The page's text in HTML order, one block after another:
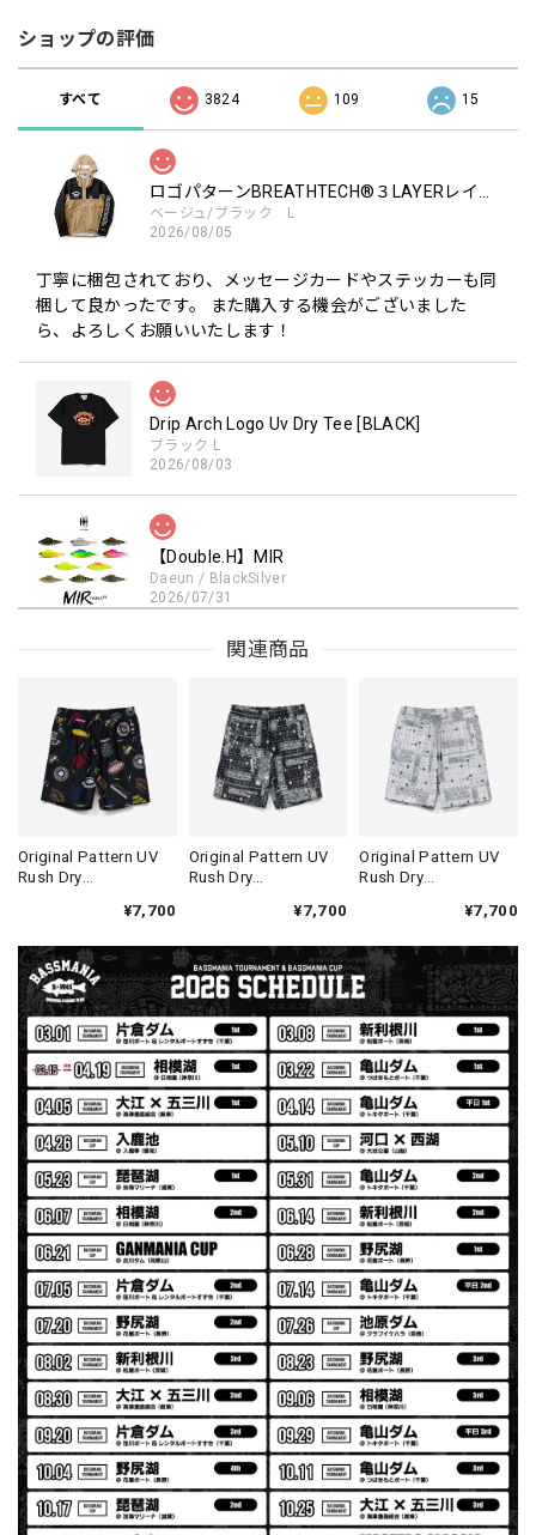
ショップの評価
すべて 3824 109 15
ロゴパターンBREATHTECH®３LAYERレインジャケット［BEG/BLK］
ベージュ/ブラック L
2026/08/05
丁寧に梱包されており、メッセージカードやステッカーも同
梱して良かったです。 また購入する機会がございました
ら、よろしくお願いいたします！
Drip Arch Logo Uv Dry Tee [BLACK]
ブラック L
2026/08/03
【Double.H】MIR
Daeun / BlackSilver
2026/07/31
MIR届きました。発送まで迅速に対応して頂きありがとうご
ブラック L
2026/07/30
発送も早く着心地最高！！！！ セットアップで短パンも買
えば良かった！！
Logo Sweat Zip Parka [ASH GRY]
アッシュグレー XXL
2026/07/30
夏の早朝 少し肌寒い時一枚羽織りたい時ちょうど良い。
秋 冬 春 中でも外でも、ちょっと良い。厚めの生地がし
っかりしていて、タウンユースでも、気分良く歩けます。
Electric Motor Wire Code Jacket
2026/07/30
ネオプレーンの生地のしなやかな品で、何にでも使えるバス
マニアファンには、欠かせないアイテムですよ。ワイヤージ
ャケットは、もちろん 車内の、ロッドバーにマッチして、
気分も上がります。
アーチロゴ ベビービブ
ネイビー
2026/07/30
関連商品
Original Pattern UV
Rush Dry
Design］［LIMITED］
¥7,700
Original Pattern UV
Rush Dry
BLACK］［LIMITED］
¥7,700
Original Pattern UV
Rush Dry
WHITE］［LIMITED］
¥7,700